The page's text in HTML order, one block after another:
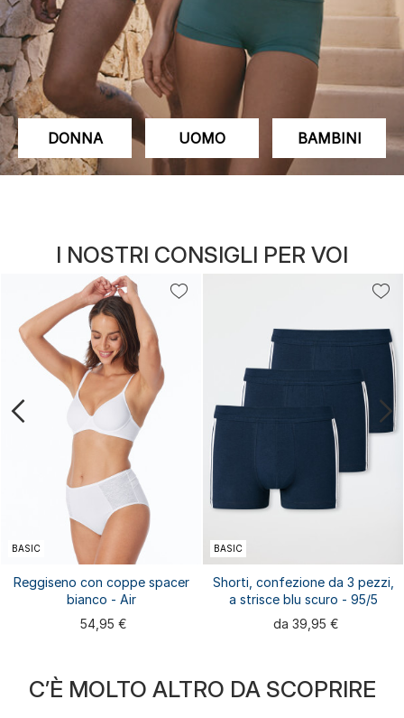
DONNA UOMO BAMBINI
I NOSTRI CONSIGLI PER VOI
BASIC
Reggiseno con coppe spacer
bianco - Air
54,95 €
BASIC
Shorti, confezione da 3 pezzi,
a strisce blu scuro - 95/5
da 39,95 €
C’È MOLTO ALTRO DA SCOPRIRE